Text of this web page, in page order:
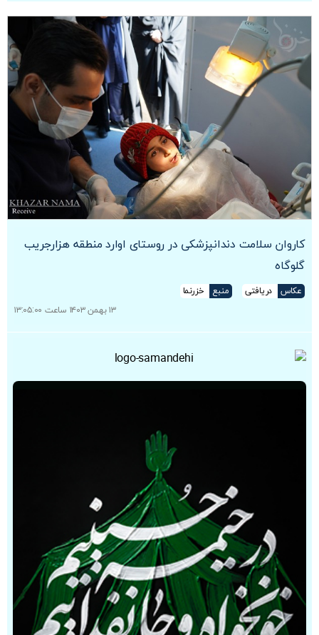
کاروان سلامت دندانپزشکی در روستای اوارد منطقه هزارجریب
گلوگاه
عکاس دریافتی منبع
خزرنما
۱۳ بهمن ۱۴۰۳ ساعت ۱۳:۰۵:۰۰